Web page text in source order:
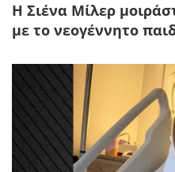
Η Σιένα Μίλερ
με το νεογέννητο